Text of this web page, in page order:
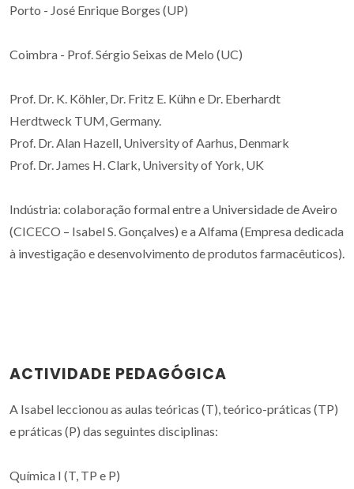
Porto - José Enrique Borges (UP)
Coimbra - Prof. Sérgio Seixas de Melo (UC)
Prof. Dr. K. Köhler, Dr. Fritz E. Kühn e Dr. Eberhardt
Herdtweck TUM, Germany.
Prof. Dr. Alan Hazell, University of Aarhus, Denmark
Prof. Dr. James H. Clark, University of York, UK
Indústria: colaboração formal entre a Universidade de Aveiro
(CICECO – Isabel S. Gonçalves) e a Alfama (Empresa dedicada
à investigação e desenvolvimento de produtos farmacêuticos).
ACTIVIDADE PEDAGÓGICA
A Isabel leccionou as aulas teóricas (T), teórico-práticas (TP)
e práticas (P) das seguintes disciplinas:
Química I (T, TP e P)